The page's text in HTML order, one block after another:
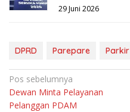
29 Juni 2026
DPRD Parepare Parkir
Navigasi
pos
Pos sebelumnya
Dewan Minta Pelayanan
Pelanggan PDAM